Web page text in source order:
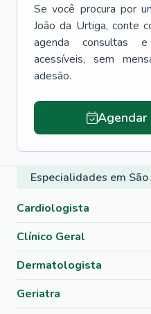
Se você procura por
João da Urtiga, conte
agenda consultas
acessíveis, sem
adesão.
Especialidades em
Cardiologista
Clínico Geral
Dermatologista
Geriatra